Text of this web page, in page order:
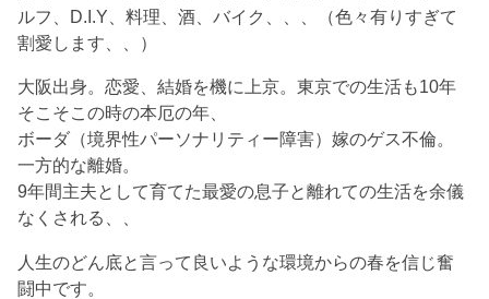
ルフ、D.I.Y、料理、酒、バイク、、、（色々有りすぎて
割愛します、、）
大阪出身。恋愛、結婚を機に上京。東京での生活も10年
そこそこの時の本厄の年、
ボーダ（境界性パーソナリティー障害）嫁のゲス不倫。
一方的な離婚。
9年間主夫として育てた最愛の息子と離れての生活を余儀
なくされる、、
人生のどん底と言って良いような環境からの春を信じ奮
闘中です。